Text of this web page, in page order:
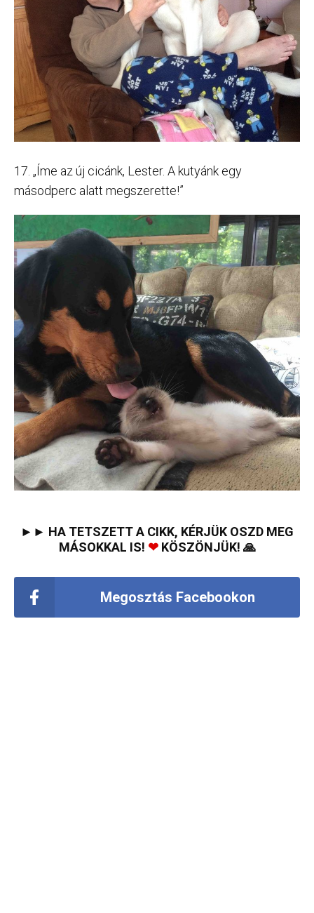
17. „Íme az új cicánk, Lester. A kutyánk egy
másodperc alatt megszerette!”
►► HA TETSZETT A CIKK, KÉRJÜK OSZD MEG
MÁSOKKAL IS! ❤KÖSZÖNJÜK! 🙏
Megosztás Facebookon